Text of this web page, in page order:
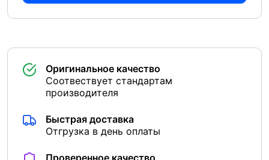
Оригинальное качество
Соотвествует стандартам
производителя
Быстрая доставка
Отгрузка в день оплаты
Проверенное качество